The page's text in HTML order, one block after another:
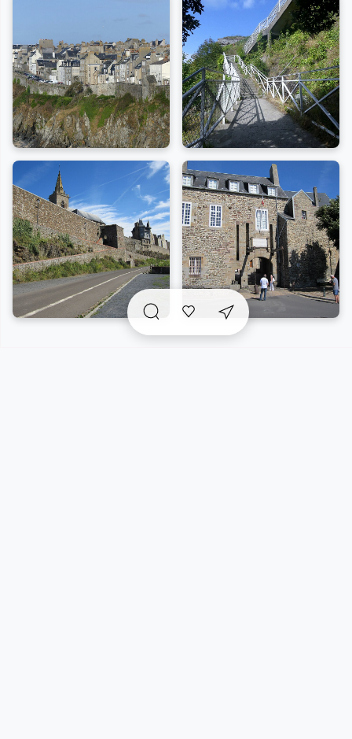
Aujourd’hui, elle allie patrimoine militaire, architecture
ancienne et ambiance artistique, avec des galeries
d’art, des librairies et des hôtels particuliers
Égarez-vous le temps d’une visite dans les ruelles
pavées de la vieille ville, à coup sûr des panoramas à
couper le souffle s’offriront à vous !
Arpentez les remparts, sillonnez le parvis de l’Église
Notre-Dame du Cap Lihou et découvrez l’Histoire de
la Haute Ville de Granville.